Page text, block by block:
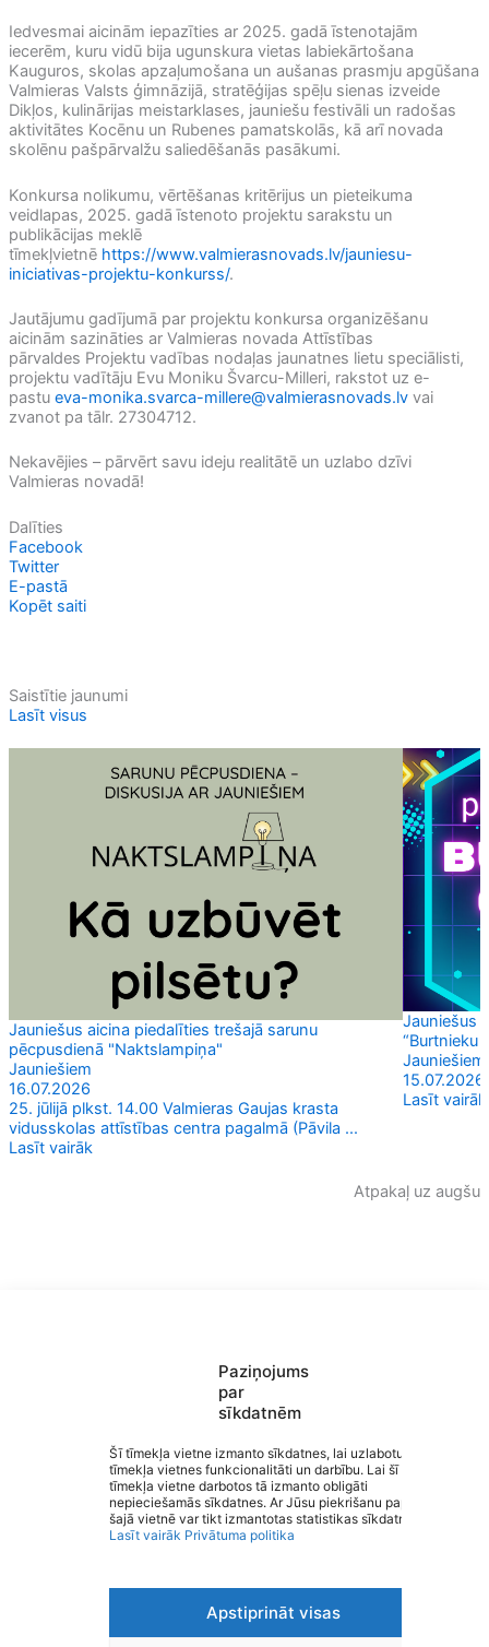
Paziņojums
par
sīkdatnēm
Šī tīmekļa vietne izmanto sīkdatnes, lai uzlabotu
tīmekļa vietnes funkcionalitāti un darbību. Lai šī
tīmekļa vietne darbotos tā izmanto obligāti
nepieciešamās sīkdatnes. Ar Jūsu piekrišanu papildus
šajā vietnē var tikt izmantotas statistikas sīkdatnes.
Lasīt vairāk Privātuma politika
Apstiprināt visas
Iedvesmai aicinām iepazīties ar 2025. gadā īstenotajām
iecerēm, kuru vidū bija ugunskura vietas labiekārtošana
Kauguros, skolas apzaļumošana un aušanas prasmju apgūšana
Valmieras Valsts ģimnāzijā, stratēģijas spēļu sienas izveide
Dikļos, kulinārijas meistarklases, jauniešu festivāli un radošas
aktivitātes Kocēnu un Rubenes pamatskolās, kā arī novada
skolēnu pašpārvalžu saliedēšanās pasākumi.
Konkursa nolikumu, vērtēšanas kritērijus un pieteikuma
veidlapas, 2025. gadā īstenoto projektu sarakstu un
publikācijas meklē
tīmekļvietnē https://www.valmierasnovads.lv/jauniesu-
iniciativas-projektu-konkurss/.
Jautājumu gadījumā par projektu konkursa organizēšanu
aicinām sazināties ar Valmieras novada Attīstības
pārvaldes Projektu vadības nodaļas jaunatnes lietu speciālisti,
projektu vadītāju Evu Moniku Švarcu-Milleri, rakstot uz e-
pastu eva-monika.svarca-millere@valmierasnovads.lvvai
zvanot pa tālr. 27304712.
Nekavējies – pārvērt savu ideju realitātē un uzlabo dzīvi
Valmieras novadā!
Dalīties
Facebook
Twitter
E-pastā
Kopēt saiti
Saistītie jaunumi
Lasīt visus
Jauniešus aicina piedalīties trešajā sarunu
pēcpusdienā "Naktslampiņa"
Jauniešiem
16.07.2026
25. jūlijā plkst. 14.00 Valmieras Gaujas krasta
vidusskolas attīstības centra pagalmā (Pāvila ...
Lasīt vairāk
Jauniešus
“Burtnieku
Jauniešiem
15.07.2026
Lasīt vairāk
Atpakaļ uz augšu
Izglītība Valmieras novadā
Saziņa
Izvēlne
Ātrās saites
Sociālie tīkli
Privātuma politika